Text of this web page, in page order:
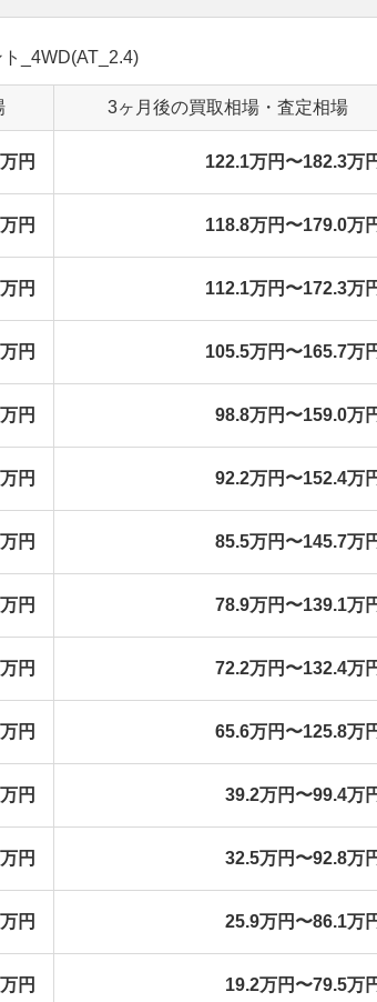
_4WD(AT_2.4)
3ヶ月後の買取相場・査定相場
円 122.1万円〜182.3万
円 118.8万円〜179.0万
円 112.1万円〜172.3万
円 105.5万円〜165.7万
円 98.8万円〜159.0万
円 92.2万円〜152.4万
円 85.5万円〜145.7万
円 78.9万円〜139.1万
円 72.2万円〜132.4万
円 65.6万円〜125.8万
円 39.2万円〜99.4万
円 32.5万円〜92.8万
円 25.9万円〜86.1万
円 19.2万円〜79.5万